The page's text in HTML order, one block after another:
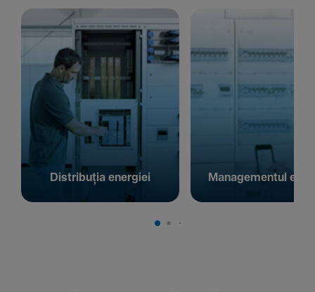
Distribuția energiei Managementul